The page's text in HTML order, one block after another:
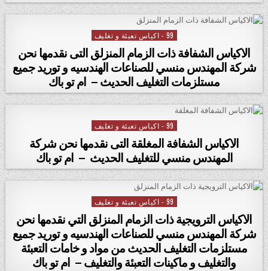
Posted in
99 - اكياس تعبئة و تغليف
الاكياس الشفافة ذات الزمام المنزلق التى نقدمها نحن
شركة المهندس منسي للصناعات الهندسيه و توريد جميع
مستلزمات التغليف الحديث – ام تو باك
Posted in
99 - اكياس تعبئة و تغليف
الاكياس الشفافة المغلقة التى نقدمها نحن شركة
المهندس منسي للتغليف الحديث – ام تو باك
Posted in
99 - اكياس تعبئة و تغليف
الاكياس الترويجية ذات الزمام المنزلق التي نقدمها نحن
شركة المهندس منسي للصناعات الهندسيه و توريد جميع
مستلزمات التغليف الحديث من مواد و خامات التعبئة
والتغليف و ماكينات التعبئة والتغليف – ام تو باك